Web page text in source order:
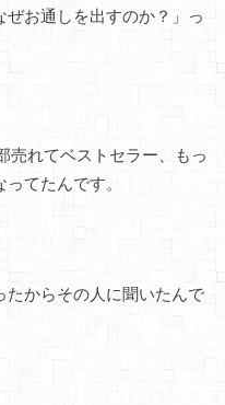
お通しを出すのか？」っ
売れてベストセラー、もっ
てたんです。
たからその人に聞いたんで